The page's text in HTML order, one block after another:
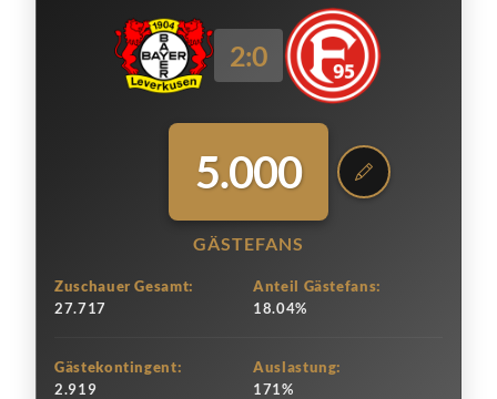
2:0
5.000
GÄSTEFANS
Zuschauer Gesamt:
27.717
Anteil Gästefans:
18.04%
Gästekontingent:
2.919
Auslastung:
171%